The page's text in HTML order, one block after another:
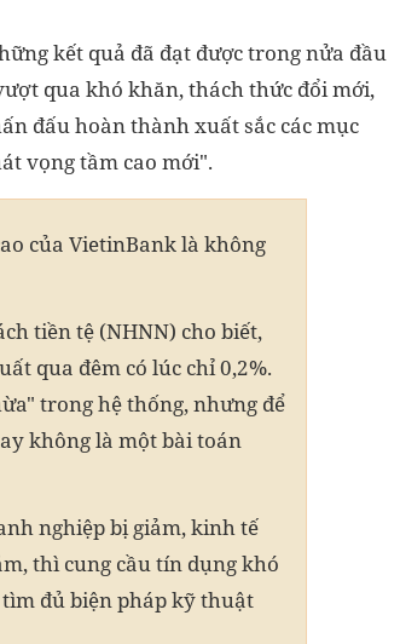
kết quả đã đạt được trong nửa đầu
qua khó khăn, thách thức đổi mới,
đấu hoàn thành xuất sắc các mục
vọng tầm cao mới".
của VietinBank là không
tiền tệ (NHNN) cho biết,
qua đêm có lúc chỉ 0,2%.
trong hệ thống, nhưng để
không là một bài toán
nghiệp bị giảm, kinh tế
thì cung cầu tín dụng khó
đủ biện pháp kỹ thuật